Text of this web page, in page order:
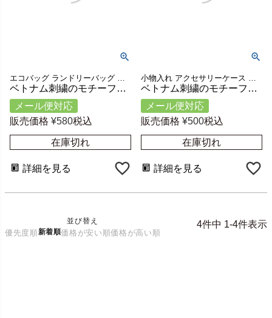
ベトナム刺繍のモチーフ巾着袋 ジョーハ Mサイズ 約W21×H25cm [51256]
メール便対応
販売価格 ¥580税込
在庫切れ
詳細を見る
ベトナム刺繍のモチーフ巾着袋 ジョーハ Sサイズ 約W15×H15cm [51255]
メール便対応
販売価格 ¥500税込
在庫切れ
詳細を見る
並び替え
優先度順新着順価格が安い順価格が高い順
4件中 1-4件表示